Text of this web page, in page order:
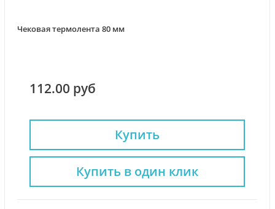
Чековая термолента 80 мм
112.00 руб
Купить
Купить в один клик